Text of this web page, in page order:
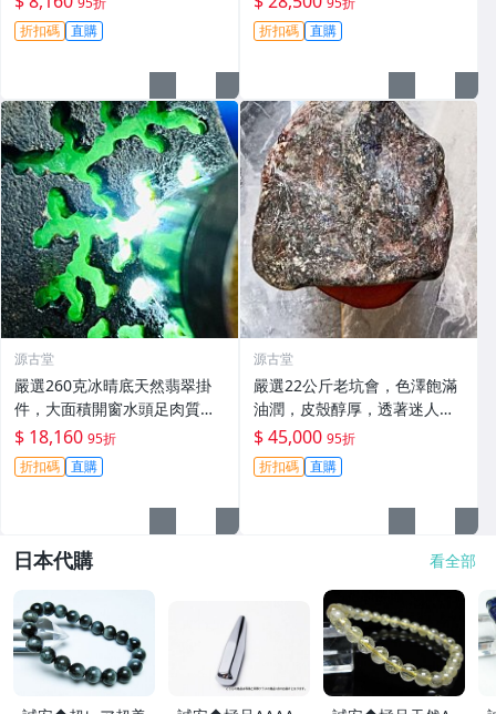
件 翡翠原石 天然A貨 熒光翡翠
折扣碼 直購
折扣碼 直購
源古堂
嚴選260克冰晴底天然翡翠掛
件，大面積開窗水頭足肉質
細，適合收藏與佩戴 #翡翠 #
天然翡翠 #A貨翡翠玉石
$ 18,160 95折
折扣碼 直購
源古堂
嚴選22公斤老坑會，色澤飽滿
油潤，皮殼醇厚，透著迷人的
黃霧光澤 翡翠 A貨 玉石
$ 45,000 95折
折扣碼 直購
日本代購 看全部